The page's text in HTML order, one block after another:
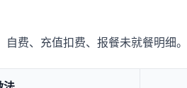
费、充值扣费、报餐未就餐明细。